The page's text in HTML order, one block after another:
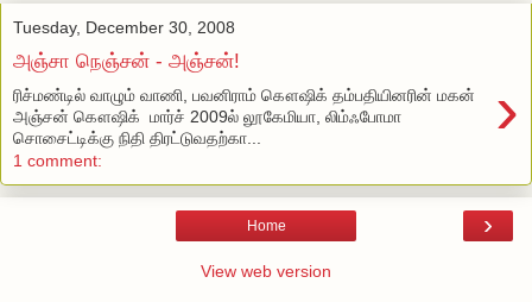
Tuesday, December 30, 2008
அஞ்சா நெஞ்சன் - அஞ்சன்!
›
ரிச்மண்டில் வாழும் வாணி, பவனிராம் கௌஷிக் தம்பதியினரின் மகன்
அஞ்சன் கௌஷிக் மார்ச் 2009ல் லூகேமியா, லிம்ஃபோமா
சொசைட்டிக்கு நிதி திரட்டுவதற்கா...
1 comment:
›
Home
View web version